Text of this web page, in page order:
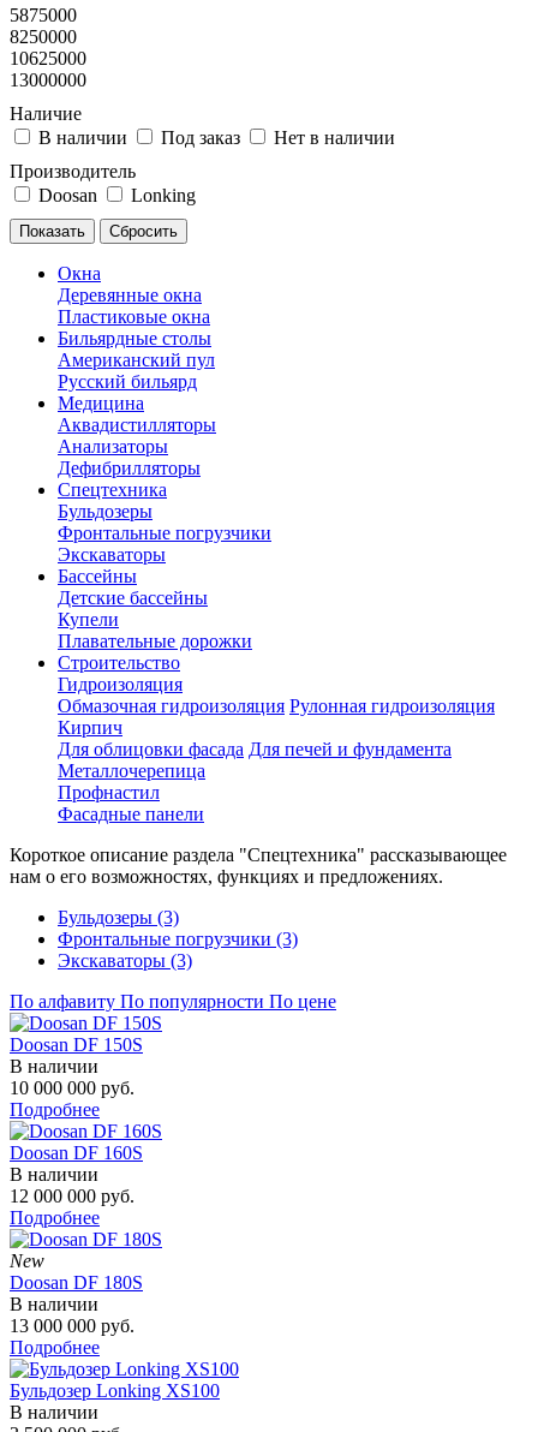
5875000
8250000
10625000
13000000
Наличие
В наличии
Под заказ
Нет в наличии
Производитель
Doosan
Lonking
Окна
Деревянные окна
Пластиковые окна
Бильярдные столы
Американский пул
Русский бильярд
Медицина
Аквадистилляторы
Анализаторы
Дефибрилляторы
Спецтехника
Бульдозеры
Фронтальные погрузчики
Экскаваторы
Бассейны
Детские бассейны
Купели
Плавательные дорожки
Строительство
Гидроизоляция
Обмазочная гидроизоляция Рулонная гидроизоляция
Кирпич
Для облицовки фасада Для печей и фундамента
Металлочерепица
Профнастил
Фасадные панели
Короткое описание раздела "Спецтехника" рассказывающее
нам о его возможностях, функциях и предложениях.
Бульдозеры (3)
Фронтальные погрузчики (3)
Экскаваторы (3)
По алфавиту По популярности По цене
Doosan DF 150S
В наличии
10 000 000 руб.
Подробнее
Doosan DF 160S
В наличии
12 000 000 руб.
Подробнее
New
Doosan DF 180S
В наличии
13 000 000 руб.
Подробнее
Бульдозер Lonking XS100
В наличии